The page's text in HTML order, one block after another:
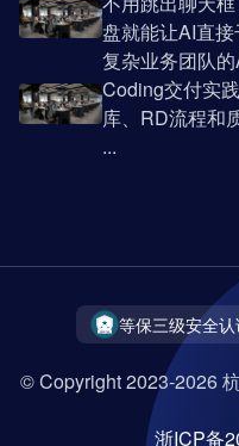
盘就能让AI直接
复杂业务团队的
Coding交付实
库、RD流程和
...
等保三级安全认
© Copyright 2023-2026
浙ICP备